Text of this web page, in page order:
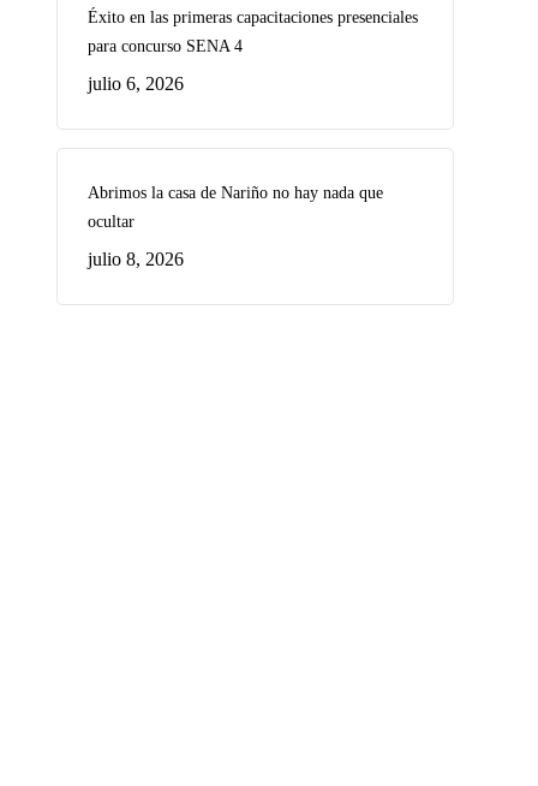
Éxito en las primeras capacitaciones presenciales
para concurso SENA 4
julio 6, 2026
Abrimos la casa de Nariño no hay nada que
ocultar
julio 8, 2026